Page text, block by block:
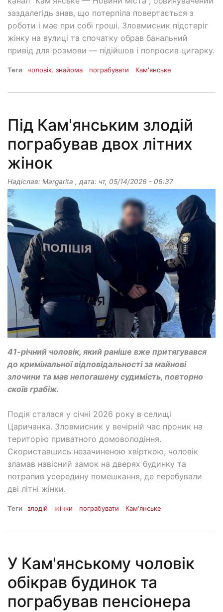
заздалегідь знав, що потерпіла повертається з
роботи і має при собі гроші. Зловмисник підстеріг
жінку на вулиці та спочатку обрав банальний
привід для розмови — підійшов і попросив цигарку.
Теги чоловік. знайома пограбувати Кам'янське
Під Кам'янським злодій
пограбував двох літних
жінок
Надіслав: Margarita , дата: чт, 05/14/2026 - 06:37
41-річний чоловік, який раніше вже притягувався
до кримінальної відповідальності за майнові
злочини та мав непогашену судимість, повторно
скоїв грабіж.
Подія сталася у січні 2026 року в селищі
Царичанка. Зловмисник у вечірній час проник на
територію приватного домоволодіння.
Скориставшись незачиненою хвірткою, чоловік
зламав навісний замок на дверях будинку та
потрапив усередину помешкання, де перебували
дві літні жінки.
Теги злодій жінки пограбувати Кам'янське
У Кам'янському чоловік
обікрав будинок та
пограбував пенсіонера